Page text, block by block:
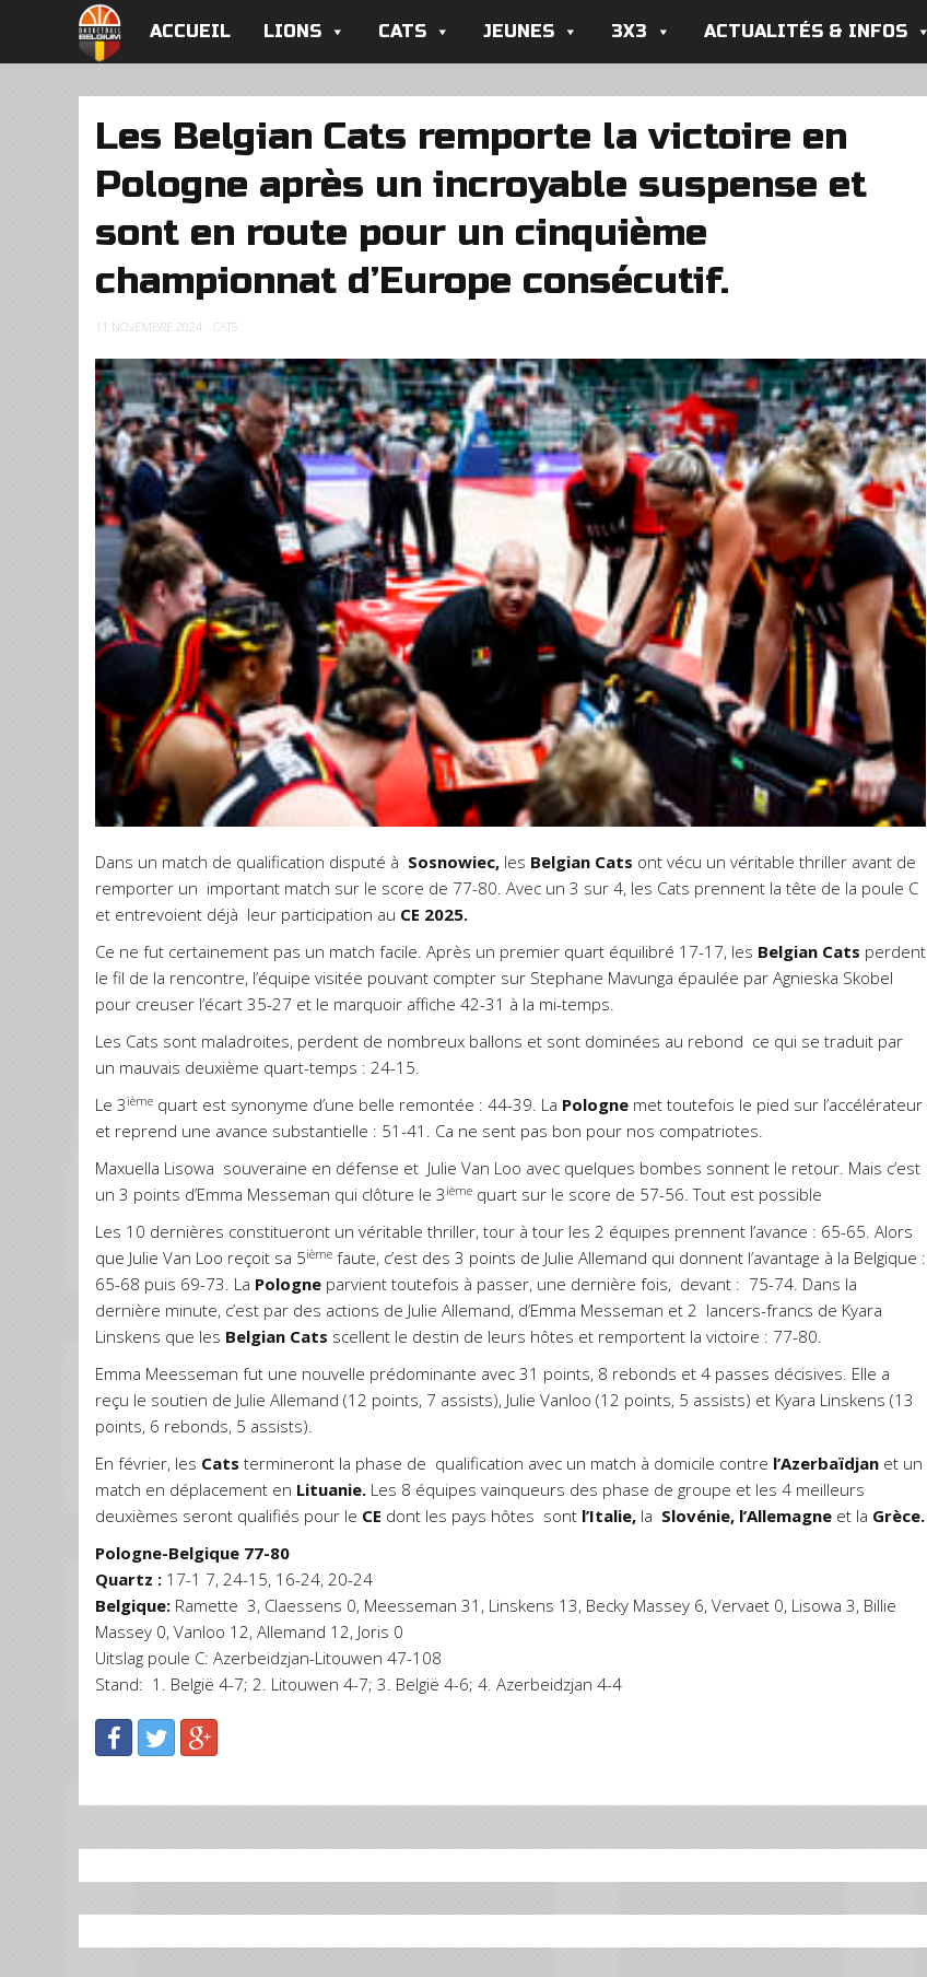
ACCUEIL LIONS CATS JEUNES 3X3 ACTUALITÉS & INFOS
Les Belgian Cats remporte la victoire en
Pologne après un incroyable suspense et
sont en route pour un cinquième
championnat d’Europe consécutif.
11 NOVEMBRE 2024 CATS
Dans un match de qualification disputé à Sosnowiec, les Belgian Cats ont vécu un véritable thriller avant de
remporter un important match sur le score de 77-80. Avec un 3 sur 4, les Cats prennent la tête de la poule C
et entrevoient déjà leur participation au CE 2025.
Ce ne fut certainement pas un match facile. Après un premier quart équilibré 17-17, les Belgian Cats perdent
le fil de la rencontre, l’équipe visitée pouvant compter sur Stephane Mavunga épaulée par Agnieska Skobel
pour creuser l’écart 35-27 et le marquoir affiche 42-31 à la mi-temps.
Les Cats sont maladroites, perdent de nombreux ballons et sont dominées au rebond ce qui se traduit par
un mauvais deuxième quart-temps : 24-15.
Le 3 ième quart est synonyme d’une belle remontée : 44-39. La Pologne met toutefois le pied sur l’accélérateur
et reprend une avance substantielle : 51-41. Ca ne sent pas bon pour nos compatriotes.
Maxuella Lisowa souveraine en défense et Julie Van Loo avec quelques bombes sonnent le retour. Mais c’est
un 3 points d’Emma Messeman qui clôture le 3 ième quart sur le score de 57-56. Tout est possible
Les 10 dernières constitueront un véritable thriller, tour à tour les 2 équipes prennent l’avance : 65-65. Alors
que Julie Van Loo reçoit sa 5ième faute, c’est des 3 points de Julie Allemand qui donnent l’avantage à la Belgique :
65-68 puis 69-73. La Pologne parvient toutefois à passer, une dernière fois, devant : 75-74. Dans la
dernière minute, c’est par des actions de Julie Allemand, d’Emma Messeman et 2 lancers-francs de Kyara
Linskens que les Belgian Cats scellent le destin de leurs hôtes et remportent la victoire : 77-80.
Emma Meesseman fut une nouvelle prédominante avec 31 points, 8 rebonds et 4 passes décisives. Elle a
reçu le soutien de Julie Allemand (12 points, 7 assists), Julie Vanloo (12 points, 5 assists) et Kyara Linskens (13
points, 6 rebonds, 5 assists).
En février, les Cats termineront la phase de qualification avec un match à domicile contre l’Azerbaïdjan et un
match en déplacement en Lituanie. Les 8 équipes vainqueurs des phase de groupe et les 4 meilleurs
deuxièmes seront qualifiés pour le CE dont les pays hôtes sont l’Italie, la Slovénie, l’Allemagne et la Grèce.
Pologne-Belgique 77-80
Quartz : 17-1 7, 24-15, 16-24, 20-24
Belgique: Ramette 3, Claessens 0, Meesseman 31, Linskens 13, Becky Massey 6, Vervaet 0, Lisowa 3, Billie
Massey 0, Vanloo 12, Allemand 12, Joris 0
Uitslag poule C: Azerbeidzjan-Litouwen 47-108
Stand: 1. België 4-7; 2. Litouwen 4-7; 3. België 4-6; 4. Azerbeidzjan 4-4